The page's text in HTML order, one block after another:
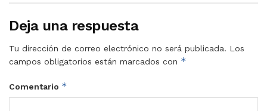
Deja una respuesta
Tu dirección de correo electrónico no será publicada. Los
campos obligatorios están marcados con *
Comentario *